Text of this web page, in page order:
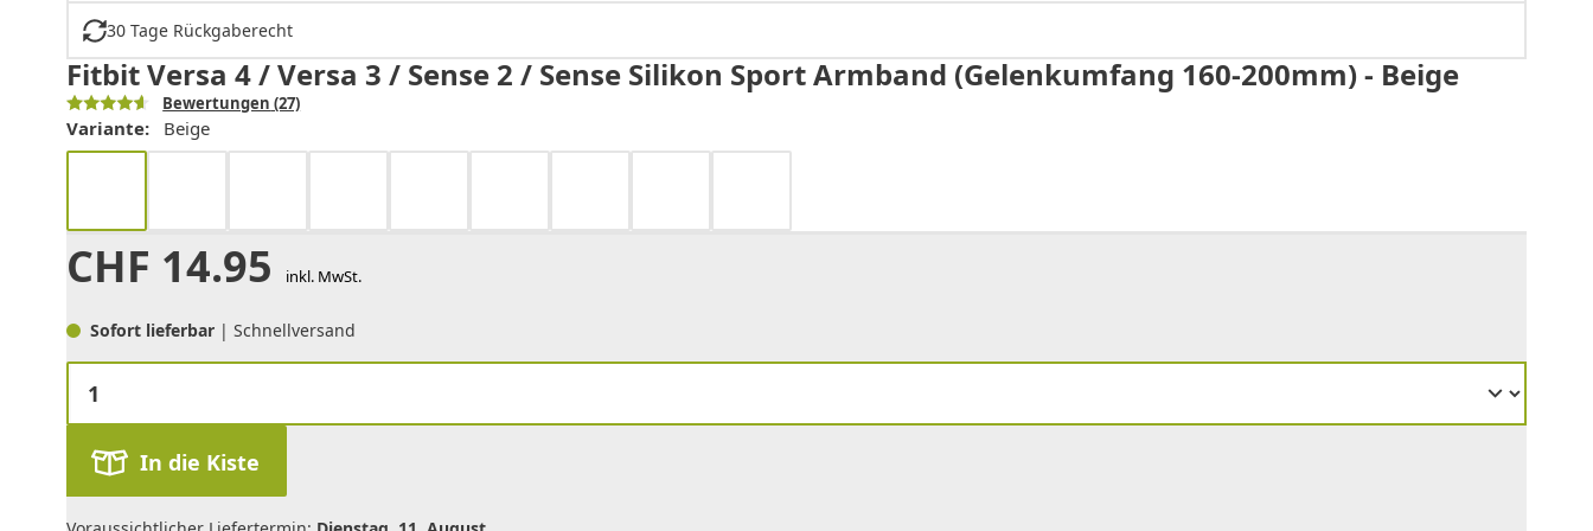
30 Tage Rückgaberecht
Fitbit Versa 4 / Versa 3 / Sense 2 / Sense Silikon Sport Armband (Gelenkumfang 160-200mm) - Beige
Bewertungen (27)
Variante: Beige
CHF 14.95 inkl. MwSt.
Sofort lieferbar | Schnellversand
In die Kiste